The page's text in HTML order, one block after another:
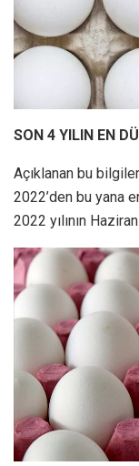
SON 4 YILIN EN
Açıklanan bu
2022’den bu yana
2022 yılının